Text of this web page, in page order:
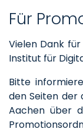
Für
Vielen Dank
Institut für
Bitte
den Seiten der
Aachen über